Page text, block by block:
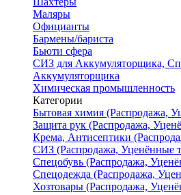
Маляры
Официанты
Бармены/бариста
Бьюти сфера
СИЗ для Аккумуляторщика,
Аккумуляторщика
Химическая промышленность
Категории
Бытовая химия (Распродажа,
Защита рук (Распродажа,
Крема, Антисептики
СИЗ (Распродажа, Уценённые
Спецобувь (Распродажа,
Спецодежда (Распродажа,
Хозтовары (Распродажа,